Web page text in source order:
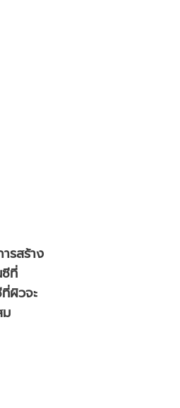
รสร้าง
ที่
ผิวจะ